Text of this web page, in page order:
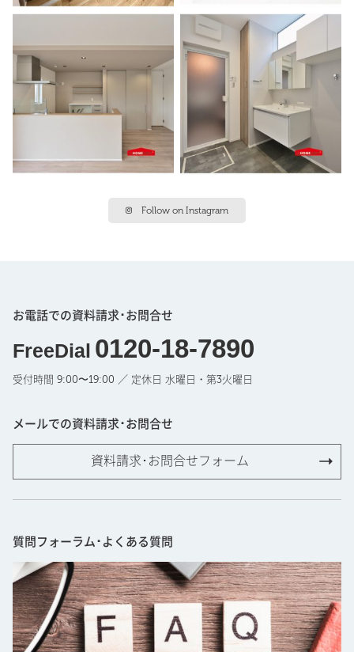
Follow on Instagram
お電話での資料請求･お問合せ
FreeDial 0120-18-7890
受付時間 9:00〜19:00 ／ 定休日 水曜日・第3火曜日
メールでの資料請求･お問合せ
資料請求･お問合せフォーム
質問フォーラム･よくある質問